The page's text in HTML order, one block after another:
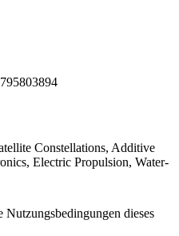
Constellations, Additive
Electric Propulsion, Water-
Nutzungsbedingungen dieses